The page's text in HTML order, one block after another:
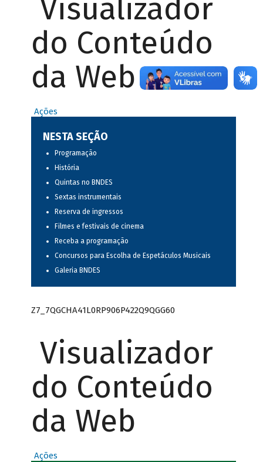
Visualizador
do Conteúdo
da Web
Ações
NESTA SEÇÃO
Programação
História
Quintas no BNDES
Sextas instrumentais
Reserva de ingressos
Filmes e festivais de cinema
Receba a programação
Concursos para Escolha de Espetáculos Musicais
Galeria BNDES
Z7_7QGCHA41L0RP906P422Q9QGG60
Visualizador
do Conteúdo
da Web
Ações